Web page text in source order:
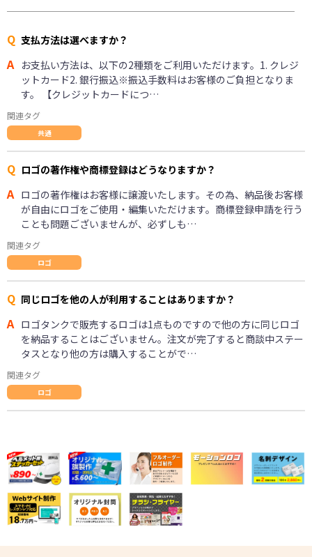
Q 支払方法は選べますか？
A お支払い方法は、以下の2種類をご利用いただけます。1. クレジ
ットカード2. 銀行振込※振込手数料はお客様のご負担となりま
す。 【クレジットカードにつ…
関連タグ
共通
Q ロゴの著作権や商標登録はどうなりますか？
A ロゴの著作権はお客様に譲渡いたします。その為、納品後お客様
が自由にロゴをご使用・編集いただけます。商標登録申請を行う
ことも問題ございませんが、必ずしも…
関連タグ
ロゴ
Q 同じロゴを他の人が利用することはありますか？
A ロゴタンクで販売するロゴは1点ものですので他の方に同じロゴ
を納品することはございません。注文が完了すると商談中ステー
タスとなり他の方は購入することがで…
関連タグ
ロゴ